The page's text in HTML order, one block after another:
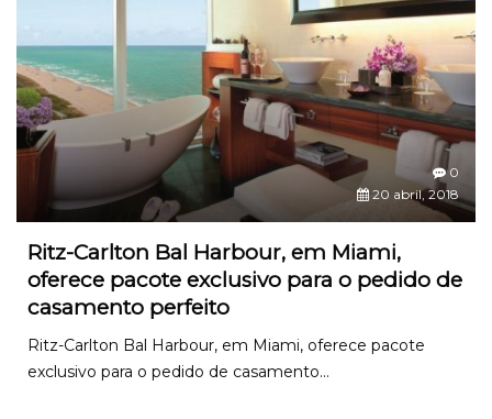
0
20 abril, 2018
Ritz-Carlton Bal Harbour, em Miami,
oferece pacote exclusivo para o pedido de
casamento perfeito
Ritz-Carlton Bal Harbour, em Miami, oferece pacote
exclusivo para o pedido de casamento...